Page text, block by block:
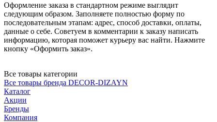
Оформление заказа в стандартном режиме выглядит
следующим образом. Заполняете полностью форму по
последовательным этапам: адрес, способ доставки, оплаты,
данные о себе. Советуем в комментарии к заказу написать
информацию, которая поможет курьеру вас найти. Нажмите
кнопку «Оформить заказ».
Все товары категории
Все товары бренда DECOR-DIZAYN
Каталог
Акции
Бренды
Компания